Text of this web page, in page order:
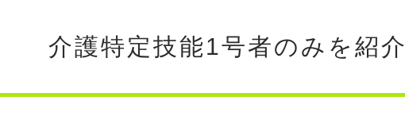
介護特定技能1号者のみを紹介